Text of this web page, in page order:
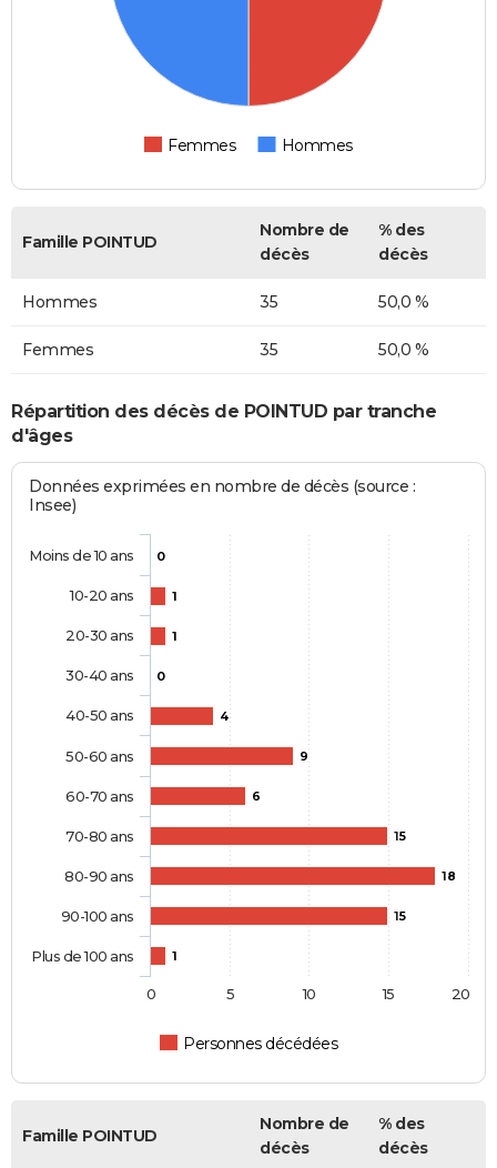
Femmes Hommes
Famille POINTUD
Nombre de
décès
% des
décès
Hommes 35 50,0 %
Femmes 35 50,0 %
Répartition des décès de POINTUD par tranche
d'âges
Données exprimées en nombre de décès (source :
Insee)
0
1
1
0
4
9
6
15
18
15
1
Personnes décédées
Moins de 10 ans
10-20 ans
20-30 ans
30-40 ans
40-50 ans
50-60 ans
60-70 ans
70-80 ans
80-90 ans
90-100 ans
Plus de 100 ans
0 5 10 15 20
Famille POINTUD
Nombre de
décès
% des
décès